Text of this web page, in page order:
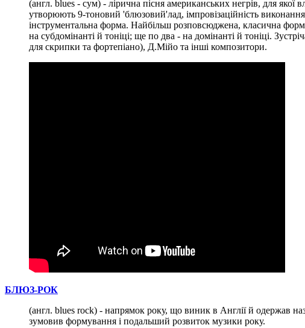
(англ. blues - сум) - лірична пісня американських негрів, для
утворюють 9-тоновий 'блюзовий'лад, імпровізаційність
інструментальна форма. Найбільш розповсюджена, класична
на субдомінанті й тоніці; ще по два - на домінанті й тоніці.
для скрипки та фортепіано), Д.Мійо та інші композитори.
БЛЮЗ-РОК
(англ. blues rock) - напрямок року, що виник в Англії й одержав
зумовив формування і подальший розвиток музики року.